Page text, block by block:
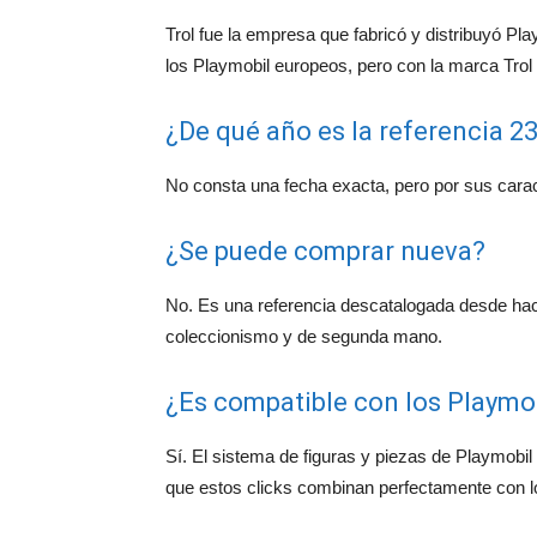
Trol fue la empresa que fabricó y distribuyó
los Playmobil europeos, pero con la marca
¿De qué año es la referencia
No consta una fecha exacta, pero por sus
¿Se puede comprar nueva?
No. Es una referencia descatalogada desde
coleccionismo y de segunda mano.
¿Es compatible con los
Sí. El sistema de figuras y piezas de
que estos clicks combinan perfectamente con